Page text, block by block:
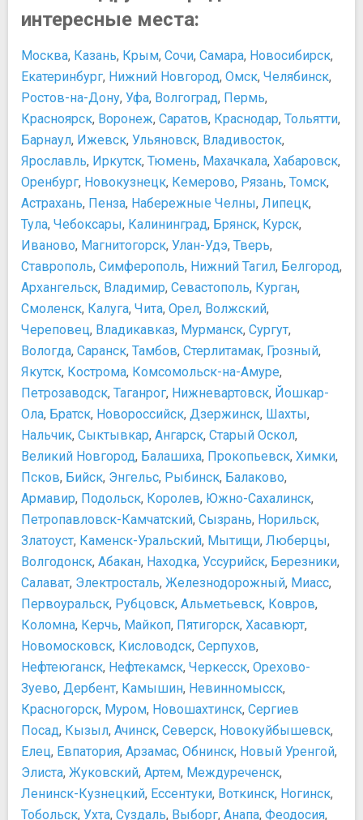
интересные места:
Москва, Казань, Крым, Сочи, Самара, Новосибирск,
Екатеринбург, Нижний Новгород, Омск, Челябинск,
Ростов-на-Дону, Уфа, Волгоград, Пермь,
Красноярск, Воронеж, Саратов, Краснодар, Тольятти,
Барнаул, Ижевск, Ульяновск, Владивосток,
Ярославль, Иркутск, Тюмень, Махачкала, Хабаровск,
Оренбург, Новокузнецк, Кемерово, Рязань, Томск,
Астрахань, Пенза, Набережные Челны, Липецк,
Тула, Чебоксары, Калининград, Брянск, Курск,
Иваново, Магнитогорск, Улан-Удэ, Тверь,
Ставрополь, Симферополь, Нижний Тагил, Белгород,
Архангельск, Владимир, Севастополь, Курган,
Смоленск, Калуга, Чита, Орел, Волжский,
Череповец, Владикавказ, Мурманск, Сургут,
Вологда, Саранск, Тамбов, Стерлитамак, Грозный,
Якутск, Кострома, Комсомольск-на-Амуре,
Петрозаводск, Таганрог, Нижневартовск, Йошкар-
Ола, Братск, Новороссийск, Дзержинск, Шахты,
Нальчик, Сыктывкар, Ангарск, Старый Оскол,
Великий Новгород, Балашиха, Прокопьевск, Химки,
Псков, Бийск, Энгельс, Рыбинск, Балаково,
Армавир, Подольск, Королев, Южно-Сахалинск,
Петропавловск-Камчатский, Сызрань, Норильск,
Златоуст, Каменск-Уральский, Мытищи, Люберцы,
Волгодонск, Абакан, Находка, Уссурийск, Березники,
Салават, Электросталь, Железнодорожный, Миасс,
Первоуральск, Рубцовск, Альметьевск, Ковров,
Коломна, Керчь, Майкоп, Пятигорск, Хасавюрт,
Новомосковск, Кисловодск, Серпухов,
Нефтеюганск, Нефтекамск, Черкесск, Орехово-
Зуево, Дербент, Камышин, Невинномысск,
Красногорск, Муром, Новошахтинск, Сергиев
Посад, Кызыл, Ачинск, Северск, Новокуйбышевск,
Елец, Евпатория, Арзамас, Обнинск, Новый Уренгой,
Элиста, Жуковский, Артем, Междуреченск,
Ленинск-Кузнецкий, Ессентуки, Воткинск, Ногинск,
Тобольск, Ухта, Суздаль, Выборг, Анапа, Феодосия,